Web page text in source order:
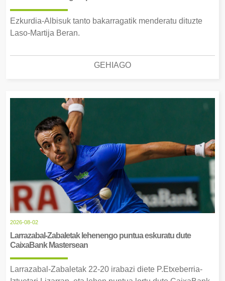
Ezkurdia-Albisuk tanto bakarragatik menderatu dituzte
Laso-Martija Beran.
GEHIAGO
2026-08-02
Larrazabal-Zabaletak lehenengo puntua eskuratu dute
CaixaBank Mastersean
Larrazabal-Zabaletak 22-20 irabazi diete P.Etxeberria-